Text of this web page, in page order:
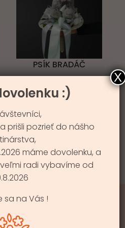
PSÍK BRADÁČ
24.99
:)
prišli pozrieť do nášho
máme dovolenku, a
radi vybavíme od
sa na Vás !
X